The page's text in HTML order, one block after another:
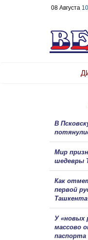
08 Августа
В
Мир
шедевры
Как
первой
Ташкента
У «новых
массово
паспорта